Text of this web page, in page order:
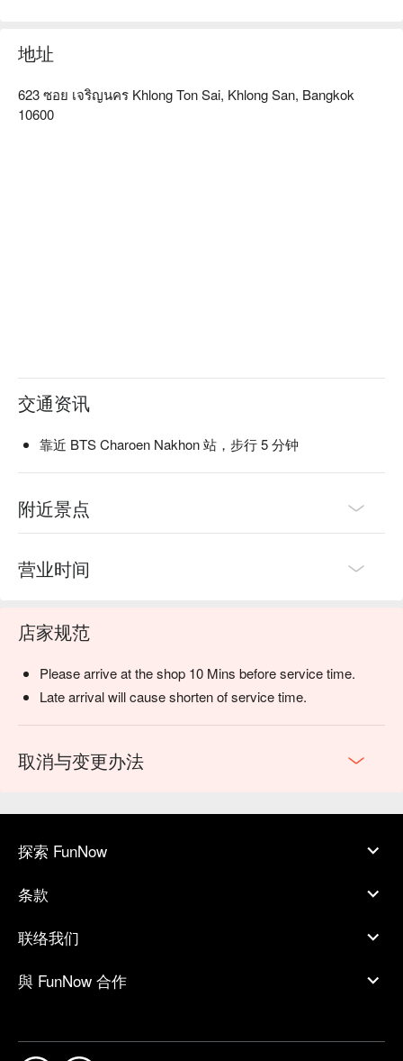
的最佳选择。
用 FunNow 预订立即享优惠！
地址
623 ซอย เจริญนคร Khlong Ton Sai, Khlong San, Bangkok
10600
交通资讯
靠近 BTS Charoen Nakhon 站，步行 5 分钟
附近景点
营业时间
店家规范
Please arrive at the shop 10 Mins before service time.
Late arrival will cause shorten of service time.
取消与变更办法
探索 FunNow
条款
联络我们
與 FunNow 合作